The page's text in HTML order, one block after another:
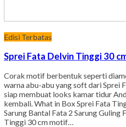
Edisi Terbatas
Sprei Fata Delvin Tinggi 30
Corak motif berbentuk seperti
warna abu-abu yang soft dari Sprei
siap membuat looks kamar tidur
kembali. What in Box Sprei Fata
Sarung Bantal Fata 2 Sarung Guling
Tinggi 30 cm motif…